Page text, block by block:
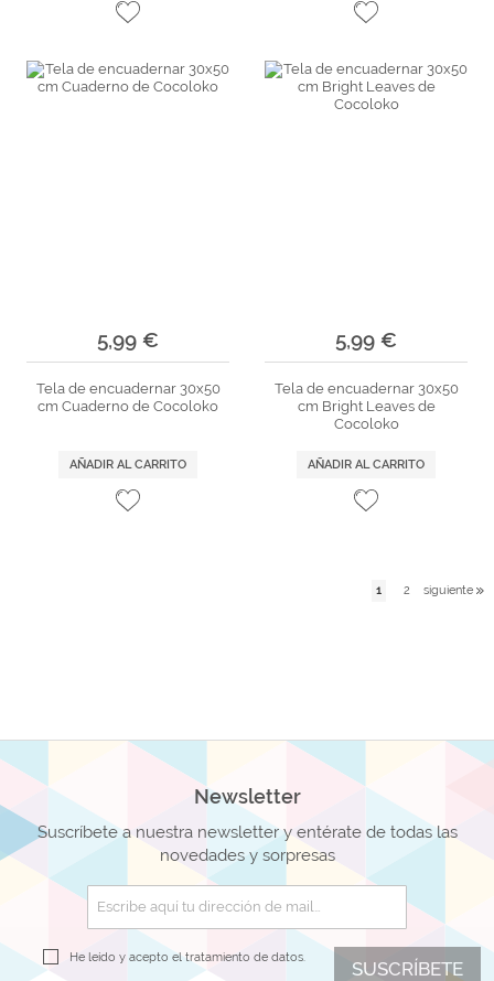
5,99 €
Tela de encuadernar 30x50
cm Cuaderno de Cocoloko
AÑADIR AL CARRITO
5,99 €
Tela de encuadernar 30x50
cm Bright Leaves de
Cocoloko
AÑADIR AL CARRITO
1 2 siguiente
Newsletter
Suscríbete a nuestra newsletter y entérate de todas las
novedades y sorpresas
SUSCRÍBETE
He leído y acepto el tratamiento de datos.